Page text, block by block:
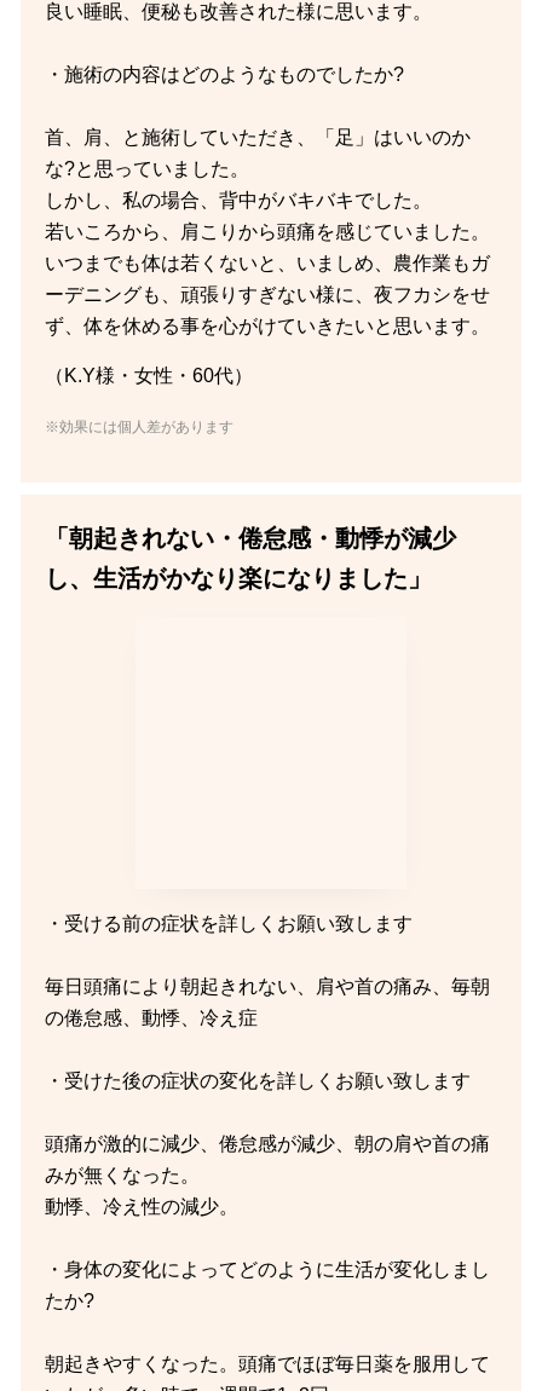
良い睡眠、便秘も改善された様に思います。
・施術の内容はどのようなものでしたか?
首、肩、と施術していただき、「足」はいいのか
な?と思っていました。
しかし、私の場合、背中がバキバキでした。
若いころから、肩こりから頭痛を感じていました。
いつまでも体は若くないと、いましめ、農作業もガ
ーデニングも、頑張りすぎない様に、夜フカシをせ
ず、体を休める事を心がけていきたいと思います。
（K.Y様・女性・60代）
※効果には個人差があります
「朝起きれない・倦怠感・動悸が減少
し、生活がかなり楽になりました」
・受ける前の症状を詳しくお願い致します
毎日頭痛により朝起きれない、肩や首の痛み、毎朝
の倦怠感、動悸、冷え症
・受けた後の症状の変化を詳しくお願い致します
頭痛が激的に減少、倦怠感が減少、朝の肩や首の痛
みが無くなった。
動悸、冷え性の減少。
・身体の変化によってどのように生活が変化しまし
たか?
朝起きやすくなった。頭痛でほぼ毎日薬を服用して